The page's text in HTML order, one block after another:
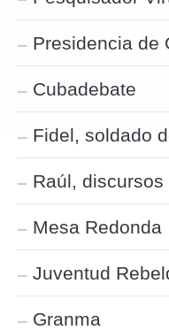
Presidencia de
Cubadebate
Fidel, soldado
Raúl,
Mesa Redonda
Juventud
Granma